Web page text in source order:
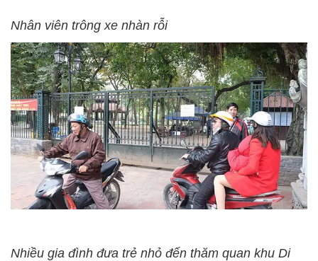
Nhân viên trông xe nhàn rỗi
Nhiều gia đình đưa trẻ nhỏ đến thăm quan khu Di